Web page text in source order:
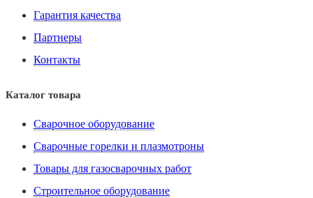
Гарантия качества
Партнеры
Контакты
Каталог товара
Сварочное оборудование
Сварочные горелки и плазмотроны
Товары для газосварочных работ
Строительное оборудование